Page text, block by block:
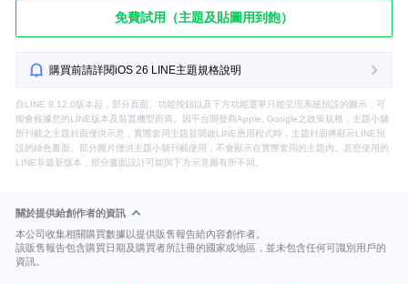
免費試用（主題及貼圖用到飽）
購買前請詳閱iOS 26 LINE主題規格說明
自LINE 9.12.0版本起，部分頁面、功能按鈕以及下方功能選單只能呈現系統預設的圖示，可
能會根據您的LINE版本及裝置機型而異。因平台開發商Apple, Google之政策規格，主題小舖
所刊載之主題封面僅供示意，實際套用主題並開啟LINE應用程式時，主題封面將顯示LINE預
設的綠色畫面。部分圖片僅供主題小舖刊載使用，不會顯示在實際套用的主題內。若您使用的
LINE非最新版本，部分畫面設計可能與下方示意圖有所不同。
關於提供給創作者的資訊
本公司收集相關購買數據以提供販售報告給內容創作者。
該販售報告包含購買日期及購買者所註冊的國家或地區，並未包含任何可識別用戶的
資訊。